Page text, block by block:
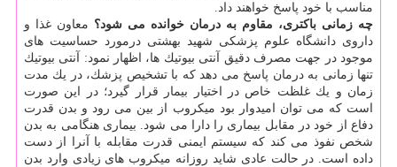
مناسب با خود پاسخ خواهند داد.
چه زمانی باكتری، مقاوم به درمان خوانده می شود؟ معاون غذا و
داروی دانشگاه علوم پزشكی شهید بهشتی درمورد حساسیت های
موجود در جهت مصرف دقیق آنتی بیوتیك ها، اظهار نمود: آنتی بیوتیك
تنها زمانی به درمان پاسخ می دهد كه با تشخیص پزشك، در یك مدت
زمان و یك غلظت خاص در اختیار بیمار قرار گیرد؛ در این صورت
است كه می توان امیدوار بود میكروب از بین می رود و بدن قدرت
دفاع از خود در مقابل بیماری را دارا می شود. بیماری هنگامی به بدن
شخص نفوذ می كند كه سیستم ایمنی قدرت مقابله با آنرا از دست
داده است. در حالت عادی شاید روزانه میكروب های زیادی وارد بدن